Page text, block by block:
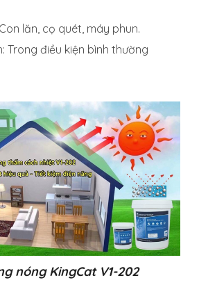
lăn, cọ quét, máy phun.
Trong điều kiện bình thường
nóng KingCat V1-202